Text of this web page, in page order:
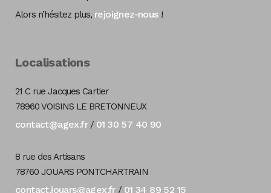
Alors n’hésitez plus, rejoignez-nous!
Localisations
21 C rue Jacques Cartier
78960 VOISINS LE BRETONNEUX
contact@agex.fr/ 01 30 57 40 90
8 rue des Artisans
78760 JOUARS PONTCHARTRAIN
contact.jouars@agex.fr/ 01 34 89 52 15